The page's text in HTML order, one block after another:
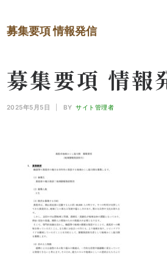
募集要項 情報発信
募集要項 情報
2025年5月5日 BY サイト管理者